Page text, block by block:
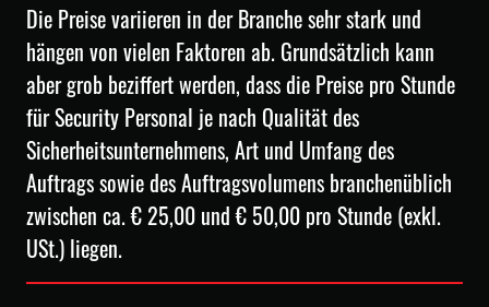
Die Preise variieren in der Branche sehr stark und
hängen von vielen Faktoren ab. Grundsätzlich kann
aber grob beziffert werden, dass die Preise pro Stunde
für Security Personal je nach Qualität des
Sicherheitsunternehmens, Art und Umfang des
Auftrags sowie des Auftragsvolumens branchenüblich
zwischen ca. € 25,00 und € 50,00 pro Stunde (exkl.
USt.) liegen.